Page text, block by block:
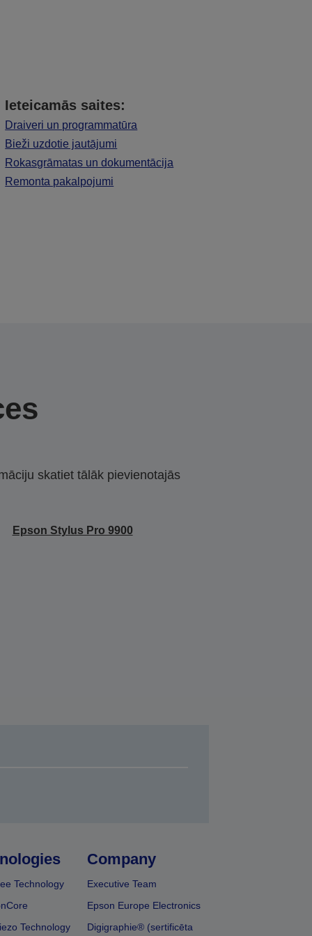
Ieteicamās saites:
Draiveri un programmatūra
Bieži uzdotie jautājumi
Rokasgrāmatas un dokumentācija
Remonta pakalpojumi
skatiet tālāk pievienotajās
Epson Stylus Pro 9900
Technology
Technology
Company
Executive Team
Epson Europe Electronics
Digigraphie® (sertificēta